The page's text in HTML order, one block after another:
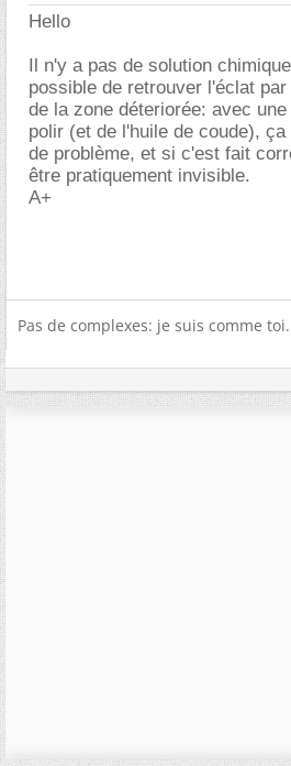
Hello
Il n'y a pas de solution
possible de retrouver l'éclat
de la zone déteriorée: avec
polir (et de l'huile de coude),
de problème, et si c'est fait
être pratiquement invisible.
A+
Pas de complexes: je suis comme